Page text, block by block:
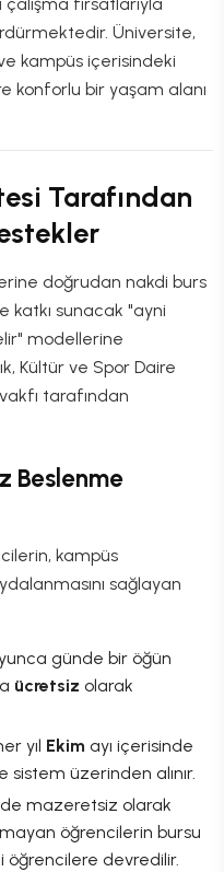
Üniversite,
kampüs içerisindeki
konforlu bir yaşam alanı
Tarafından
doğrudan nakdi burs
sunacak "ayni
modellerine
Kültür ve Spor Daire
tarafından
Beslenme
kampüs
sağlayan
günde bir öğün
ücretsiz olarak
yıl Ekim ayı içerisinde
sistem üzerinden alınır.
mazeretsiz olarak
öğrencilerin bursu
devredilir.